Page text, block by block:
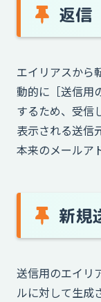
返信
エイリアスから
動的に［送信用
するため、受信
表示される送信
本来のメールア
新規
送信用のエイリ
ルに対して生成